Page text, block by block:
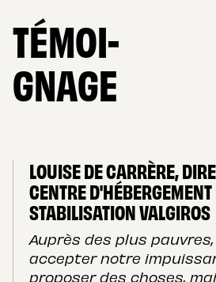
TÉMOI-
GNAGE
LOUISE DE CARRÈRE,
CENTRE D'HÉBERGEMENT
STABILISATION VALGIROS
Auprès des plus
accepter notre
proposer des choses,